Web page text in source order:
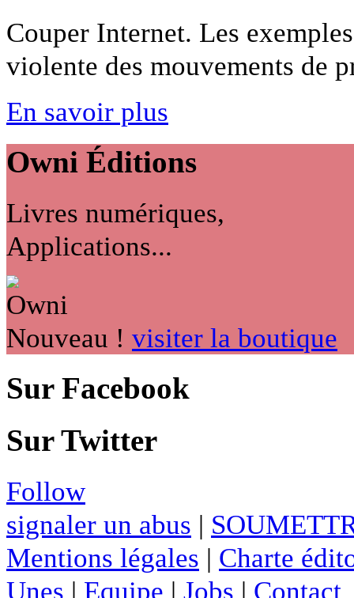
Couper Internet. Les
violente des mouvements de
En savoir plus
Owni Éditions
Livres numériques,
Applications...
Nouveau ! visiter la boutique
Sur Facebook
Sur Twitter
Follow
signaler un abus |
Mentions légales | Charte
Unes | Equipe | Jobs | Contact